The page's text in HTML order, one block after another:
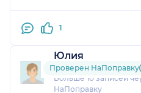
1
Юлия
7 отзывов
Больше 10 записей
НаПоправку
Проверен НаПоправку